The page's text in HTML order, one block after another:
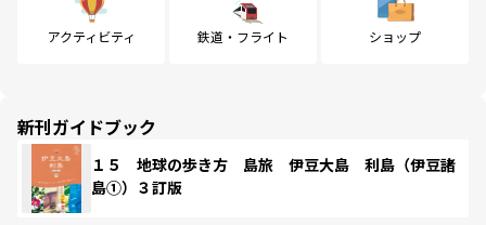
アクティビティ 鉄道・フライト ショップ
新刊ガイドブック
１５ 地球の歩き方 島旅 伊豆大島 利島（伊豆諸
島①）３訂版